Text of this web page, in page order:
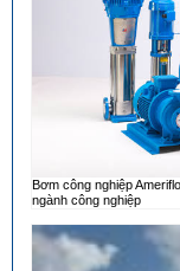
Bơm công nghiệp
ngành công nghiệp